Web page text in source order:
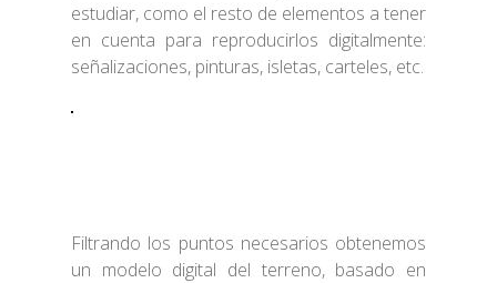
estudiar, como el resto de elementos a tener
en cuenta para reproducirlos digitalmente:
señalizaciones, pinturas, isletas, carteles, etc.
Filtrando los puntos necesarios obtenemos
un modelo digital del terreno, basado en